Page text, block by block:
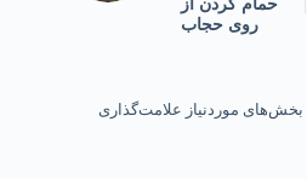
حمام کردن از
روی حجاب
بخش‌های موردنیاز علامت‌گذاری